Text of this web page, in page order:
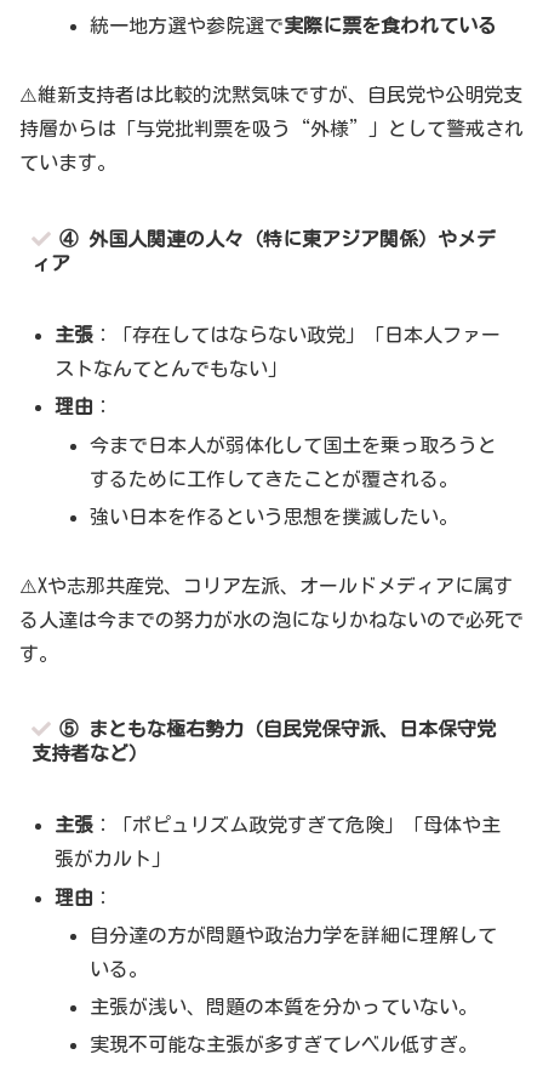
統一地方選や参院選で実際に票を食われている
⚠️維新支持者は比較的沈黙気味ですが、自民党や公明党支
持層からは「与党批判票を吸う“外様”」として警戒され
ています。
④ 外国人関連の人々（特に東アジア関係）やメデ
ィア
主張 ：「存在してはならない政党」「日本人ファー
ストなんてとんでもない」
理由 ：
今まで日本人が弱体化して国土を乗っ取ろうと
するために工作してきたことが覆される。
強い日本を作るという思想を撲滅したい。
⚠️Xや志那共産党、コリア左派、オールドメディアに属す
る人達は今までの努力が水の泡になりかねないので必死で
す。
⑤ まともな極右勢力（自民党保守派、日本保守党
支持者など）
主張 ：「ポピュリズム政党すぎて危険」「母体や主
張がカルト」
理由 ：
自分達の方が問題や政治力学を詳細に理解して
いる。
主張が浅い、問題の本質を分かっていない。
実現不可能な主張が多すぎてレベル低すぎ。